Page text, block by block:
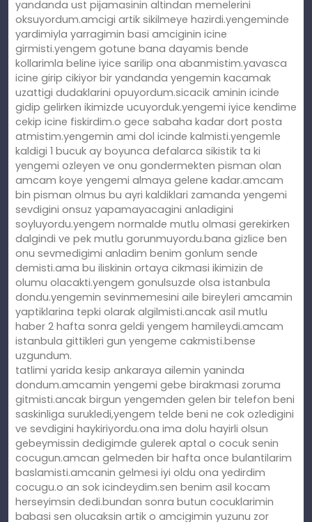
yandanda ust pijamasinin altindan memelerini
oksuyordum.amcigi artik sikilmeye hazirdi.yengeminde
yardimiyla yarragimin basi amciginin icine
girmisti.yengem gotune bana dayamis bende
kollarimla beline iyice sarilip ona abanmistim.yavasca
icine girip cikiyor bir yandanda yengemin kacamak
uzattigi dudaklarini opuyordum.sicacik aminin icinde
gidip gelirken ikimizde ucuyorduk.yengemi iyice kendime
cekip icine fiskirdim.o gece sabaha kadar dort posta
atmistim.yengemin ami dol icinde kalmisti.yengemle
kaldigi 1 bucuk ay boyunca defalarca sikistik ta ki
yengemi ozleyen ve onu gondermekten pisman olan
amcam koye yengemi almaya gelene kadar.amcam
bin pisman olmus bu ayri kaldiklari zamanda yengemi
sevdigini onsuz yapamayacagini anladigini
soyluyordu.yengem normalde mutlu olmasi gerekirken
dalgindi ve pek mutlu gorunmuyordu.bana gizlice ben
onu sevmedigimi anladim benim gonlum sende
demisti.ama bu iliskinin ortaya cikmasi ikimizin de
olumu olacakti.yengem gonulsuzde olsa istanbula
dondu.yengemin sevinmemesini aile bireyleri amcamin
yaptiklarina tepki olarak algilmisti.ancak asil mutlu
haber 2 hafta sonra geldi yengem hamileydi.amcam
istanbula gittikleri gun yengeme cakmisti.bense
uzgundum.
tatlimi yarida kesip ankaraya ailemin yaninda
dondum.amcamin yengemi gebe birakmasi zoruma
gitmisti.ancak birgun yengemden gelen bir telefon beni
saskinliga surukledi,yengem telde beni ne cok ozledigini
ve sevdigini haykiriyordu.ona ima dolu hayirli olsun
gebeymissin dedigimde gulerek aptal o cocuk senin
cocugun.amcan gelmeden bir hafta once bulantilarim
baslamisti.amcanin gelmesi iyi oldu ona yedirdim
cocugu.o an sok icindeydim.sen benim asil kocam
herseyimsin dedi.bundan sonra butun cocuklarimin
babasi sen olucaksin artik o amcigimin yuzunu zor